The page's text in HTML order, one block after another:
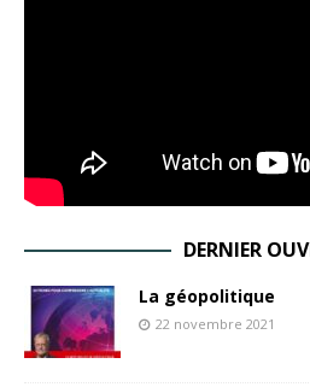
DERNIER
La géopolitique
22 novembre 2021